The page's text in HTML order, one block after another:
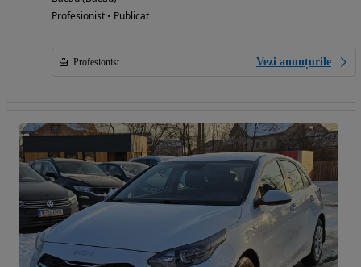
Profesionist • Publicat
Profesionist Vezi anunțurile